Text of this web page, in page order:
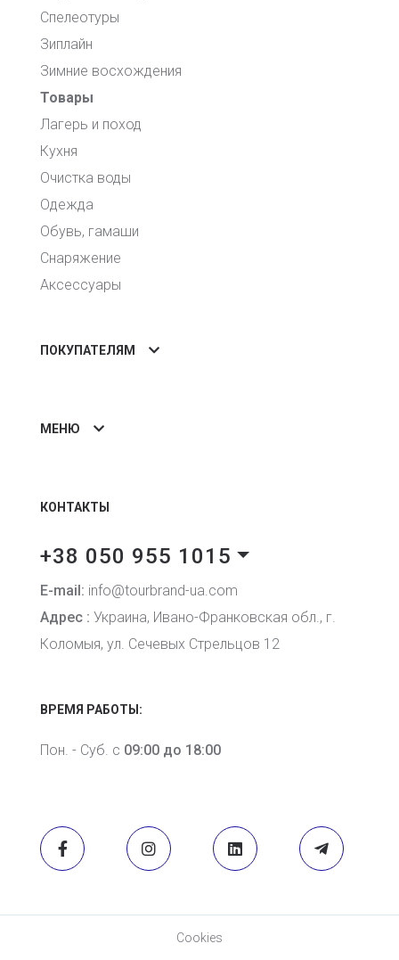
Спелеотуры
Зиплайн
Зимние восхождения
Товары
Лагерь и поход
Кухня
Очистка воды
Одежда
Обувь, гамаши
Снаряжение
Аксессуары
ПОКУПАТЕЛЯМ
МЕНЮ
КОНТАКТЫ
+38 050 955 1015
E-mail: info@tourbrand-ua.com
Адрес : Украина, Ивано-Франковская обл., г.
Коломыя, ул. Сечевых Стрельцов 12
ВРЕМЯ РАБОТЫ:
Пон. - Суб. с 09:00 до 18:00
Cookies